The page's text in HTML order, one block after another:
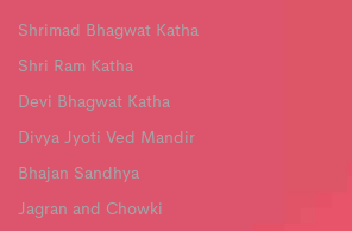
Shrimad Bhagwat Katha
Shri Ram Katha
Devi Bhagwat Katha
Divya Jyoti Ved Mandir
Bhajan Sandhya
Jagran and Chowki